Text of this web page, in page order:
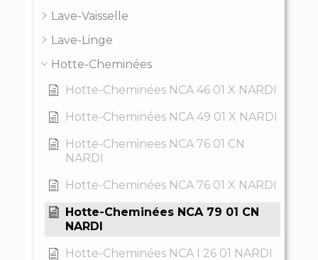
Lave-Vaisselle
Lave-Linge
Hotte-Cheminées
Hotte-Cheminées NCA 46 01 X NARDI
Hotte-Cheminées NCA 49 01 X NARDI
Hotte-Cheminees NCA 76 01 CN
NARDI
Hotte-Cheminées NCA 76 01 X NARDI
Hotte-Cheminées NCA 79 01 CN
NARDI
Hotte-Cheminées NCA I 26 01 NARDI